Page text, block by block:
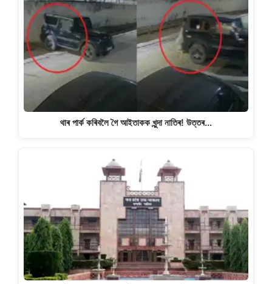
থাৰ পাৰ্ক কৰিবলৈ গৈ আইতাকক খুন্দা নাতিৰ! উত্তৰ…